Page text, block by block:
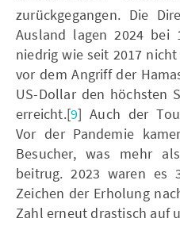
zurückgegangen. Die
Ausland lagen 2024 bei
niedrig wie seit 2017
vor dem Angriff der
US-Dollar den höchsten
erreicht.[9] Auch der
Vor der Pandemie
Besucher, was mehr
beitrug. 2023 waren es
Zeichen der Erholung
Zahl erneut drastisch auf